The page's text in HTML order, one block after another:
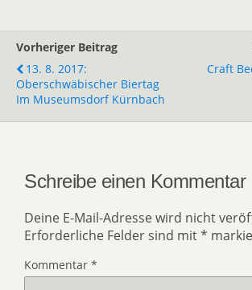
Vorheriger Beitrag
13. 8. 2017:
Oberschwäbischer Biertag
Im Museumsdorf Kürnbach
Craft
Schreibe einen Kommentar
Deine E-Mail-Adresse wird nicht
Erforderliche Felder sind mit*
Kommentar *